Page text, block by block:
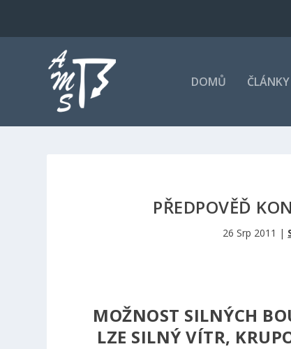
DOMŮ ČLÁNKY
PŘEDPOVĚĎ
26 Srp 2011 |
MOŽNOST SILNÝCH
LZE SILNÝ VÍTR,